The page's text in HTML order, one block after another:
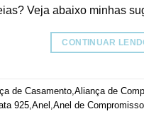
Veja abaixo minhas
CONTINUAR
de Casamento Aliança de
925 Anel Anel de Compromisso